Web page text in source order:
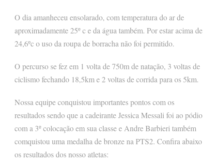
O dia amanheceu ensolarado, com temperatura do ar de
aproximadamente 25º c e da água também. Por estar acima de
24,6ºc o uso da roupa de borracha não foi permitido.
O percurso se fez em 1 volta de 750m de natação, 3 voltas de
ciclismo fechando 18,5km e 2 voltas de corrida para os 5km.
Nossa equipe conquistou importantes pontos com os
resultados sendo que a cadeirante Jessica Messali foi ao pódio
com a 3º colocação em sua classe e Andre Barbieri também
comquistou uma medalha de bronze na PTS2. Confira abaixo
os resultados dos nosso atletas: